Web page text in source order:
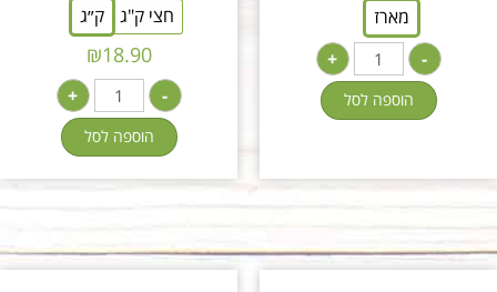
מארז
-
+
הוספה לסל
חצי ק"ג ק״ג
₪18.90
-
+
הוספה לסל